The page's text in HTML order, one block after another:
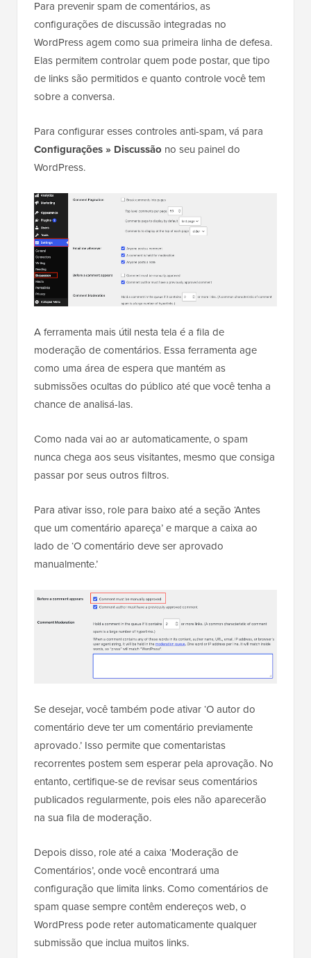
Para prevenir spam de comentários, as
configurações de discussão integradas no
WordPress agem como sua primeira linha de defesa.
Elas permitem controlar quem pode postar, que tipo
de links são permitidos e quanto controle você tem
sobre a conversa.
Para configurar esses controles anti-spam, vá para
Configurações » Discussão no seu painel do
WordPress.
A ferramenta mais útil nesta tela é a fila de
moderação de comentários. Essa ferramenta age
como uma área de espera que mantém as
submissões ocultas do público até que você tenha a
chance de analisá-las.
Como nada vai ao ar automaticamente, o spam
nunca chega aos seus visitantes, mesmo que consiga
passar por seus outros filtros.
Para ativar isso, role para baixo até a seção ‘Antes
que um comentário apareça’ e marque a caixa ao
lado de ‘O comentário deve ser aprovado
manualmente.’
Se desejar, você também pode ativar ‘O autor do
comentário deve ter um comentário previamente
aprovado.’ Isso permite que comentaristas
recorrentes postem sem esperar pela aprovação. No
entanto, certifique-se de revisar seus comentários
publicados regularmente, pois eles não aparecerão
na sua fila de moderação.
Depois disso, role até a caixa ‘Moderação de
Comentários’, onde você encontrará uma
configuração que limita links. Como comentários de
spam quase sempre contêm endereços web, o
WordPress pode reter automaticamente qualquer
submissão que inclua muitos links.